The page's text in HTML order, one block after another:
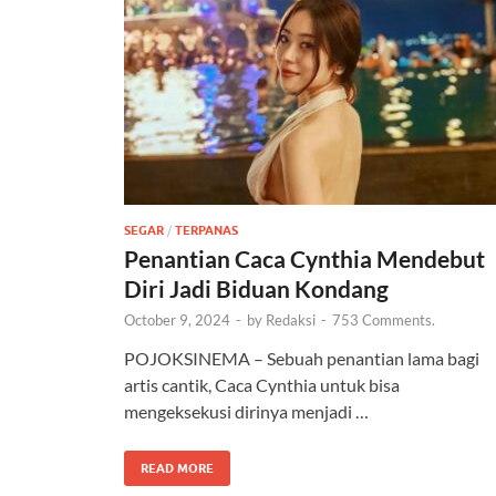
SEGAR / TERPANAS
Penantian Caca Cynthia Mendebut
Diri Jadi Biduan Kondang
October 9, 2024 - by Redaksi - 753 Comments.
POJOKSINEMA – Sebuah penantian lama bagi
artis cantik, Caca Cynthia untuk bisa
mengeksekusi dirinya menjadi …
READ MORE